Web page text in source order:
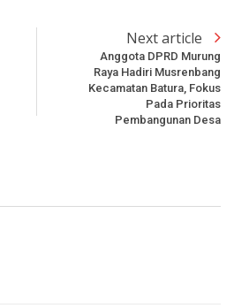
Next article
Anggota DPRD Murung
Raya Hadiri Musrenbang
Kecamatan Batura, Fokus
Pada Prioritas
Pembangunan Desa